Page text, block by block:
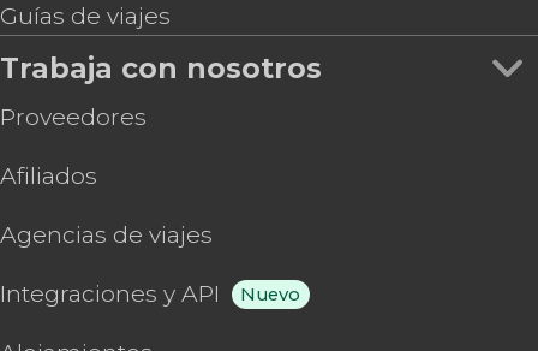
Guías de viajes
Trabaja con nosotros
Proveedores
Afiliados
Agencias de viajes
Integraciones y API Nuevo